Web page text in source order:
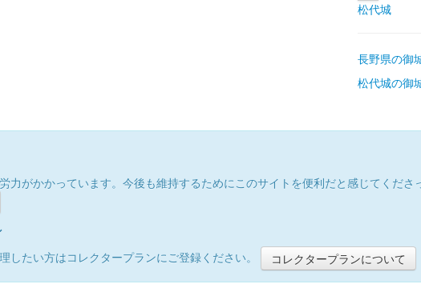
松代城
長野県の御
松代城の御
力がかかっています。今後も維持するためにこのサイトを便利だと感じてくだ
したい方はコレクタープランにご登録ください。
コレクタープランについて